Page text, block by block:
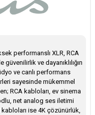
performanslı XLR, RCA
ve dayanıklılığın
ve canlı performans
sayesinde mükemmel
RCA kabloları, ev sinema
net analog ses iletimi
ise 4K çözünürlük,